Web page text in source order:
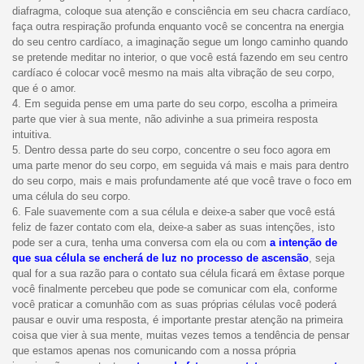
diafragma, coloque sua atenção e consciência em seu chacra cardíaco,
faça outra respiração profunda enquanto você se concentra na energia
do seu centro cardíaco, a imaginação segue um longo caminho quando
se pretende meditar no interior, o que você está fazendo em seu centro
cardíaco é colocar você mesmo na mais alta vibração de seu corpo,
que é o amor.
4. Em seguida pense em uma parte do seu corpo, escolha a primeira
parte que vier à sua mente, não adivinhe a sua primeira resposta
intuitiva.
5. Dentro dessa parte do seu corpo, concentre o seu foco agora em
uma parte menor do seu corpo, em seguida vá mais e mais para dentro
do seu corpo, mais e mais profundamente até que você trave o foco em
uma célula do seu corpo.
6. Fale suavemente com a sua célula e deixe-a saber que você está
feliz de fazer contato com ela, deixe-a saber as suas intenções, isto
pode ser a cura, tenha uma conversa com ela ou com a intenção de
que sua célula se encherá de luz no processo de ascensão, seja
qual for a sua razão para o contato sua célula ficará em êxtase porque
você finalmente percebeu que pode se comunicar com ela, conforme
você praticar a comunhão com as suas próprias células você poderá
pausar e ouvir uma resposta, é importante prestar atenção na primeira
coisa que vier à sua mente, muitas vezes temos a tendência de pensar
que estamos apenas nos comunicando com a nossa própria